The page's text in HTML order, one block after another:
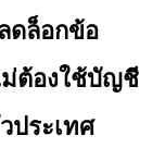
ดล็อกข้อ
ม่ต้องใช้บัญชี
ประเทศ